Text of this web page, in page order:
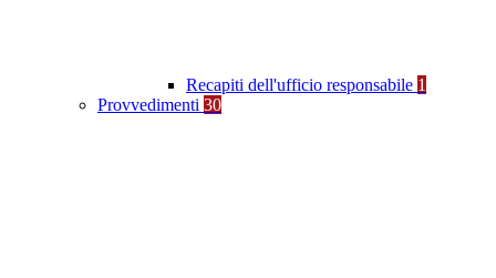
Recapiti dell'ufficio responsabile 1
Provvedimenti 30